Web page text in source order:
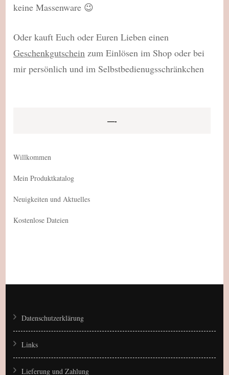
keine Massenware 😉
Oder kauft Euch oder Euren Lieben einen
Geschenkgutschein zum Einlösen im Shop oder bei
mir persönlich und im Selbstbedienugsschränkchen
—-
Willkommen
Mein Produktkatalog
Neuigkeiten und Aktuelles
Kostenlose Dateien
Datenschutzerklärung
Links
Lieferung und Zahlung